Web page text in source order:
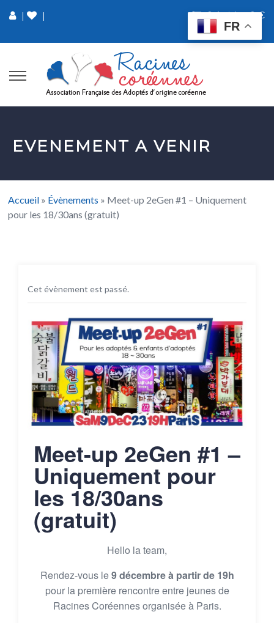
| 0 Article 0 €
|
EVENEMENT A VENIR
Accueil » Évènements » Meet-up 2eGen #1 – Uniquement
pour les 18/30ans (gratuit)
Cet évènement est passé.
Meet-up 2eGen #1 –
Uniquement pour
les 18/30ans
(gratuit)
Hello la team,
Rendez-vous le9 décembre à partir de 19h
pour la première rencontre entre jeunes de
Racines Coréennes organisée à Paris.
FR